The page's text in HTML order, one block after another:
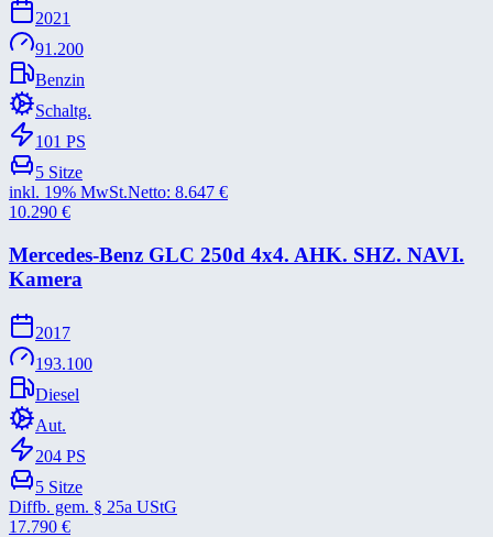
2021
91.200
Benzin
Schaltg.
101 PS
5 Sitze
inkl. 19% MwSt.Netto: 8.647 €
10.290 €
Mercedes-​Benz GLC 250d 4x4. AHK. SHZ. NAVI.
Kamera
2017
193.100
Diesel
Aut.
204 PS
5 Sitze
Diffb. gem. § 25a UStG
17.790 €